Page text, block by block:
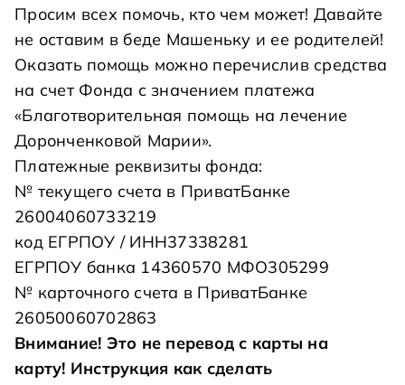
Просим всех помочь, кто чем может! Давайте
не оставим в беде Машеньку и ее родителей!
Оказать помощь можно перечислив средства
на счет Фонда с значением платежа
«Благотворительная помощь на лечение
Доронченковой Марии».
Платежные реквизиты фонда:
№ текущего счета в ПриватБанке
26004060733219
код ЕГРПОУ / ИНН37338281
ЕГРПОУ банка 14360570 МФО305299
№ карточного счета в ПриватБанке
26050060702863
Внимание! Это не перевод с карты на
карту! Инструкция как сделать